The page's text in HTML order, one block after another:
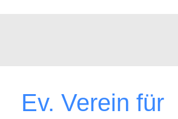
Ev. Verein für